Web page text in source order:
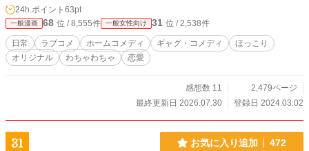
24h.ポイント 63pt
一般漫画 68 位 / 8,555件 一般女性向け 31 位 / 2,538件
日常 ラブコメ ホームコメディ ギャグ・コメディ
ほっこり
オリジナル
わちゃわちゃ 恋愛
感想数 11
2,479ページ
最終更新日 2026.07.30
登録日 2024.03.02
31 お気に入り追加 472